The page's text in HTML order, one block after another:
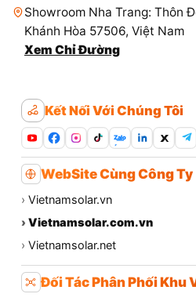
Showroom Nha Trang: Thôn
Khánh Hòa 57506, Việt Nam
Xem Chỉ Đường
Kết Nối Với Chúng Tôi
Zalo
WebSite Cùng Công Ty
› Vietnamsolar.vn
› Vietnamsolar.com.vn
› Vietnamsolar.net
Đối Tác Phân Phối Khu